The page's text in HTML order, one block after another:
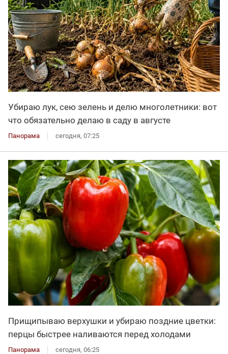
Убираю лук, сею зелень и делю многолетники: вот
что обязательно делаю в саду в августе
Панорама сегодня, 07:25
Прищипываю верхушки и убираю поздние цветки:
перцы быстрее наливаются перед холодами
Панорама сегодня, 06:25